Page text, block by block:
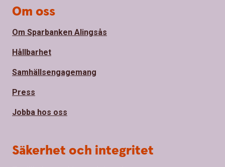
Om oss
Om Sparbanken Alingsås
Hållbarhet
Samhällsengagemang
Press
Jobba hos oss
Säkerhet och integritet